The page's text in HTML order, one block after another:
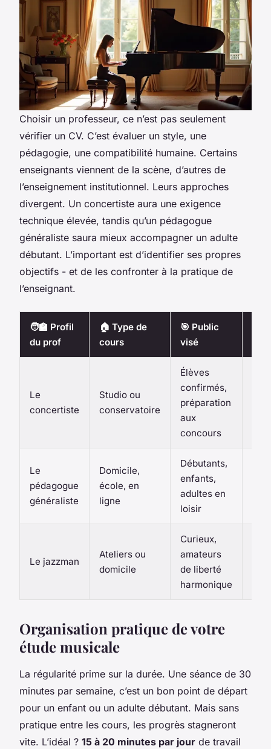
Choisir un professeur, ce n’est pas seulement
vérifier un CV. C’est évaluer un style, une
pédagogie, une compatibilité humaine. Certains
enseignants viennent de la scène, d’autres de
l’enseignement institutionnel. Leurs approches
divergent. Un concertiste aura une exigence
technique élevée, tandis qu’un pédagogue
généraliste saura mieux accompagner un adulte
débutant. L’important est d’identifier ses propres
objectifs - et de les confronter à la pratique de
l’enseignant.
🧑‍🏫 Profil
du prof
🏠 Type de
cours
🎯 Public
visé
Le
concertiste
Studio ou
conservatoire
Élèves
confirmés,
préparation
aux
concours
Le
pédagogue
généraliste
Domicile,
école, en
ligne
Débutants,
enfants,
adultes en
loisir
Le jazzman
Ateliers ou
domicile
Curieux,
amateurs
de liberté
harmonique
Organisation pratique de votre
étude musicale
La régularité prime sur la durée. Une séance de 30
minutes par semaine, c’est un bon point de départ
pour un enfant ou un adulte débutant. Mais sans
pratique entre les cours, les progrès stagneront
vite. L’idéal ? 15 à 20 minutes par jour de travail